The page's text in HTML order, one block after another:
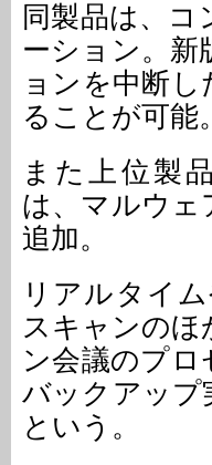
同製品は、
ーション。
ョンを中断
ることが可能
また上位製
は、マルウェ
追加。
リアルタイ
スキャンの
ン会議のプ
バックアップ
という。